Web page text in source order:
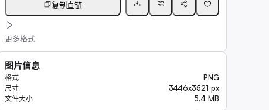
复制直链
更多格式
图片信息
格式 PNG
尺寸 3446x3521 px
文件大小 5.4 MB